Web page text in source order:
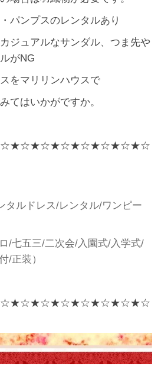
パンプスのレンタルあり
ジュアルなサンダル、つま先や
がNG
をマリリンハウスで
てはいかがですか。
タルドレス/レンタル/ワンピー
/七五三/二次会/入園式/入学式/
/正装）